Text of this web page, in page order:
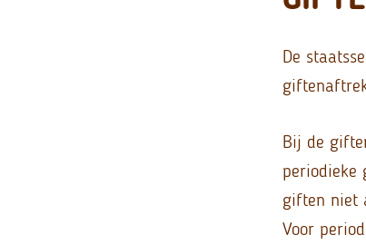
De
Bij de
periodieke
giften niet
Voor